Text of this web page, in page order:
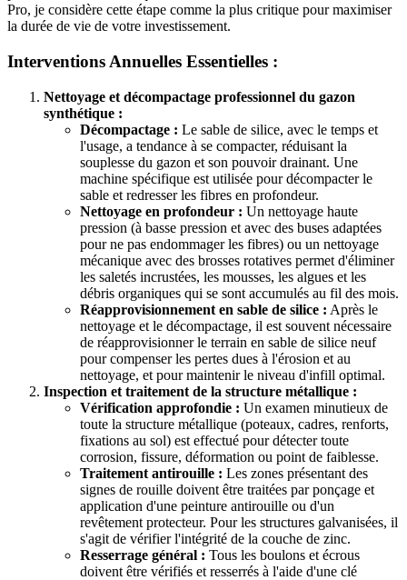
Pro, je considère cette étape comme la plus critique pour maximiser
la durée de vie de votre investissement.
Interventions Annuelles Essentielles :
Nettoyage et décompactage professionnel du gazon
synthétique :
Décompactage : Le sable de silice, avec le temps et
l'usage, a tendance à se compacter, réduisant la
souplesse du gazon et son pouvoir drainant. Une
machine spécifique est utilisée pour décompacter le
sable et redresser les fibres en profondeur.
Nettoyage en profondeur : Un nettoyage haute
pression (à basse pression et avec des buses adaptées
pour ne pas endommager les fibres) ou un nettoyage
mécanique avec des brosses rotatives permet d'éliminer
les saletés incrustées, les mousses, les algues et les
débris organiques qui se sont accumulés au fil des mois.
Réapprovisionnement en sable de silice : Après le
nettoyage et le décompactage, il est souvent nécessaire
de réapprovisionner le terrain en sable de silice neuf
pour compenser les pertes dues à l'érosion et au
nettoyage, et pour maintenir le niveau d'infill optimal.
Inspection et traitement de la structure métallique :
Vérification approfondie : Un examen minutieux de
toute la structure métallique (poteaux, cadres, renforts,
fixations au sol) est effectué pour détecter toute
corrosion, fissure, déformation ou point de faiblesse.
Traitement antirouille : Les zones présentant des
signes de rouille doivent être traitées par ponçage et
application d'une peinture antirouille ou d'un
revêtement protecteur. Pour les structures galvanisées, il
s'agit de vérifier l'intégrité de la couche de zinc.
Resserrage général : Tous les boulons et écrous
doivent être vérifiés et resserrés à l'aide d'une clé